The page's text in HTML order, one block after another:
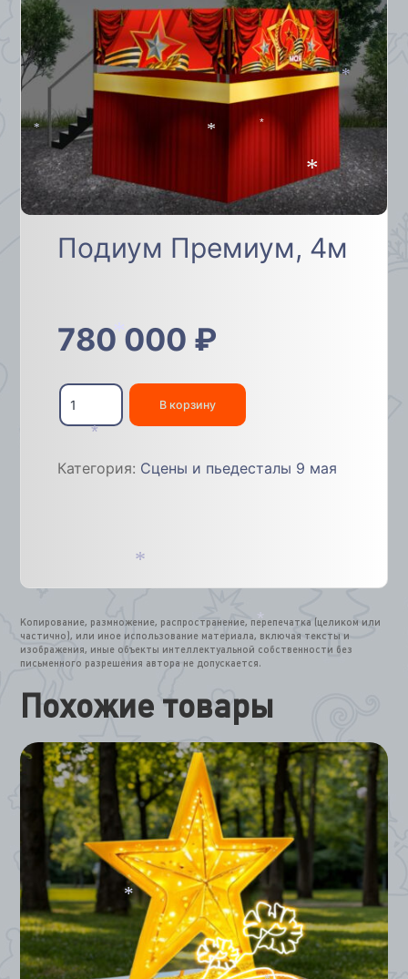
Подиум Премиум, 4м
780 000 ₽
Количество
товара
Подиум
Премиум,
В корзину
Категория: Сцены и пьедесталы 9 мая
Копирование, размножение, распространение, перепечатка (целиком или
частично), или иное использование материала, включая тексты и
изображения, иные объекты интеллектуальной собственности без
письменного разрешения автора не допускается.
Похожие товары
*
*
*
*
*
*
*